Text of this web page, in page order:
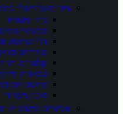
ציוד משרדי/כלי
נייר ומוצריו
מכשירי
כלי שרטוט
מחדדים
קלסרים
עטיפות
מחשבונים
מיכון משרדי
אביזרים למסיבות